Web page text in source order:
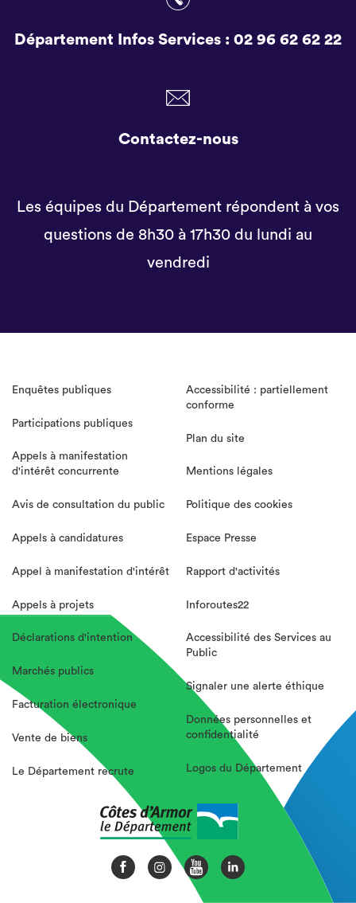
Département Infos Services : 02 96 62 62 22
Contactez-nous
Les équipes du Département répondent à vos
questions de 8h30 à 17h30 du lundi au
vendredi
Enquêtes publiques
Participations publiques
Appels à manifestation
d'intérêt concurrente
Avis de consultation du public
Appels à candidatures
Appel à manifestation d'intérêt
Appels à projets
Déclarations d'intention
Marchés publics
Facturation électronique
Vente de biens
Le Département recrute
Accessibilité : partiellement
conforme
Plan du site
Mentions légales
Politique des cookies
Espace Presse
Rapport d'activités
Inforoutes22
Accessibilité des Services au
Public
Signaler une alerte éthique
Données personnelles et
confidentialité
Logos du Département